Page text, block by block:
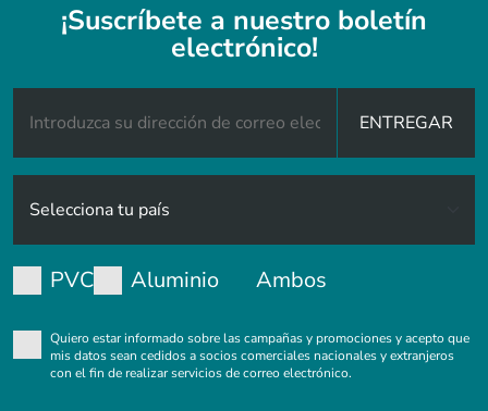
¡Suscríbete a nuestro boletín
electrónico!
ENTREGAR
PVC Aluminio Ambos
Quiero estar informado sobre las campañas y promociones y acepto que
mis datos sean cedidos a socios comerciales nacionales y extranjeros
con el fin de realizar servicios de correo electrónico.